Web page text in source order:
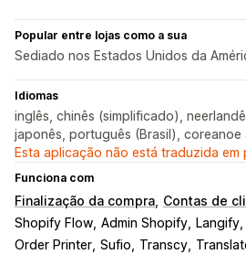
Popular entre lojas como a sua
Sediado nos Estados Unidos da
Idiomas
inglês, chinês (simplificado),
japonês, português (Brasil), coreanoe
Esta aplicação não está traduzida
Funciona com
Finalização da compra Contas de
Shopify Flow Admin Shopify Langify
Order Printer Sufio Transcy